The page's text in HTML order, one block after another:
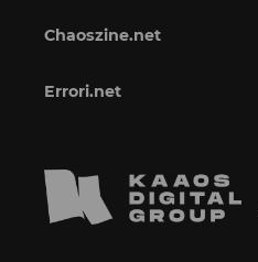
Chaoszine.net
Errori.net